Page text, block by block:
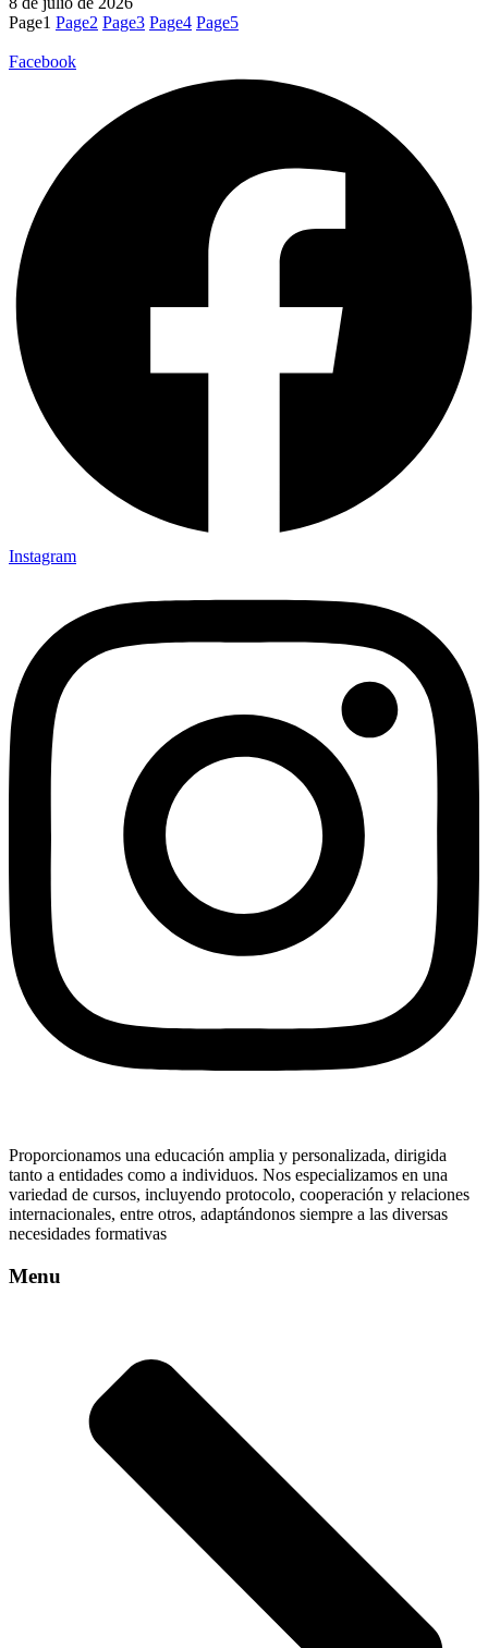
Page1 Page2 Page3 Page4 Page5
Facebook
Instagram
Proporcionamos una educación amplia y personalizada, dirigida
tanto a entidades como a individuos. Nos especializamos en una
variedad de cursos, incluyendo protocolo, cooperación y relaciones
internacionales, entre otros, adaptándonos siempre a las diversas
necesidades formativas
Menu